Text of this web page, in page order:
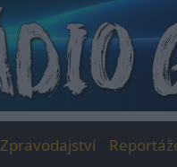
Zpravodajství